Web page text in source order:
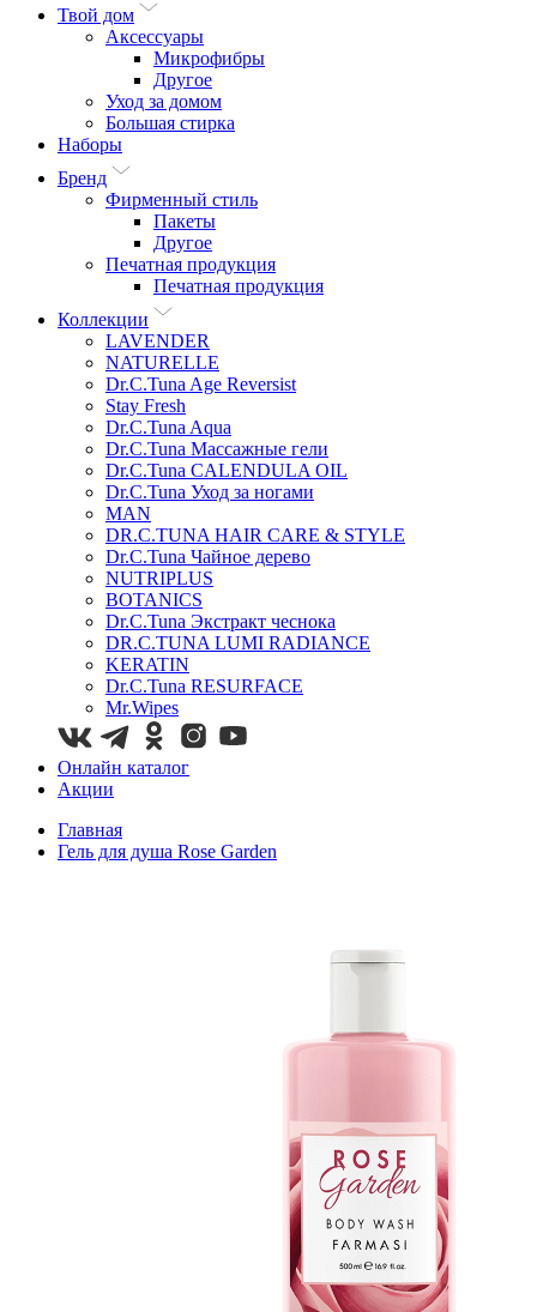
Твой дом
Аксессуары
Микрофибры
Другое
Уход за домом
Большая стирка
Наборы
Бренд
Фирменный стиль
Пакеты
Другое
Печатная продукция
Печатная продукция
Коллекции
LAVENDER
NATURELLE
Dr.C.Tuna Age Reversist
Stay Fresh
Dr.C.Tuna Aqua
Dr.C.Tuna Массажные гели
Dr.C.Tuna CALENDULA OIL
Dr.C.Tuna Уход за ногами
MAN
DR.C.TUNA HAIR CARE & STYLE
Dr.C.Tuna Чайное дерево
NUTRIPLUS
BOTANICS
Dr.C.Tuna Экстракт чеснока
DR.C.TUNA LUMI RADIANCE
KERATIN
Dr.C.Tuna RESURFACE
Mr.Wipes
Онлайн каталог
Акции
Главная
Гель для душа Rose Garden